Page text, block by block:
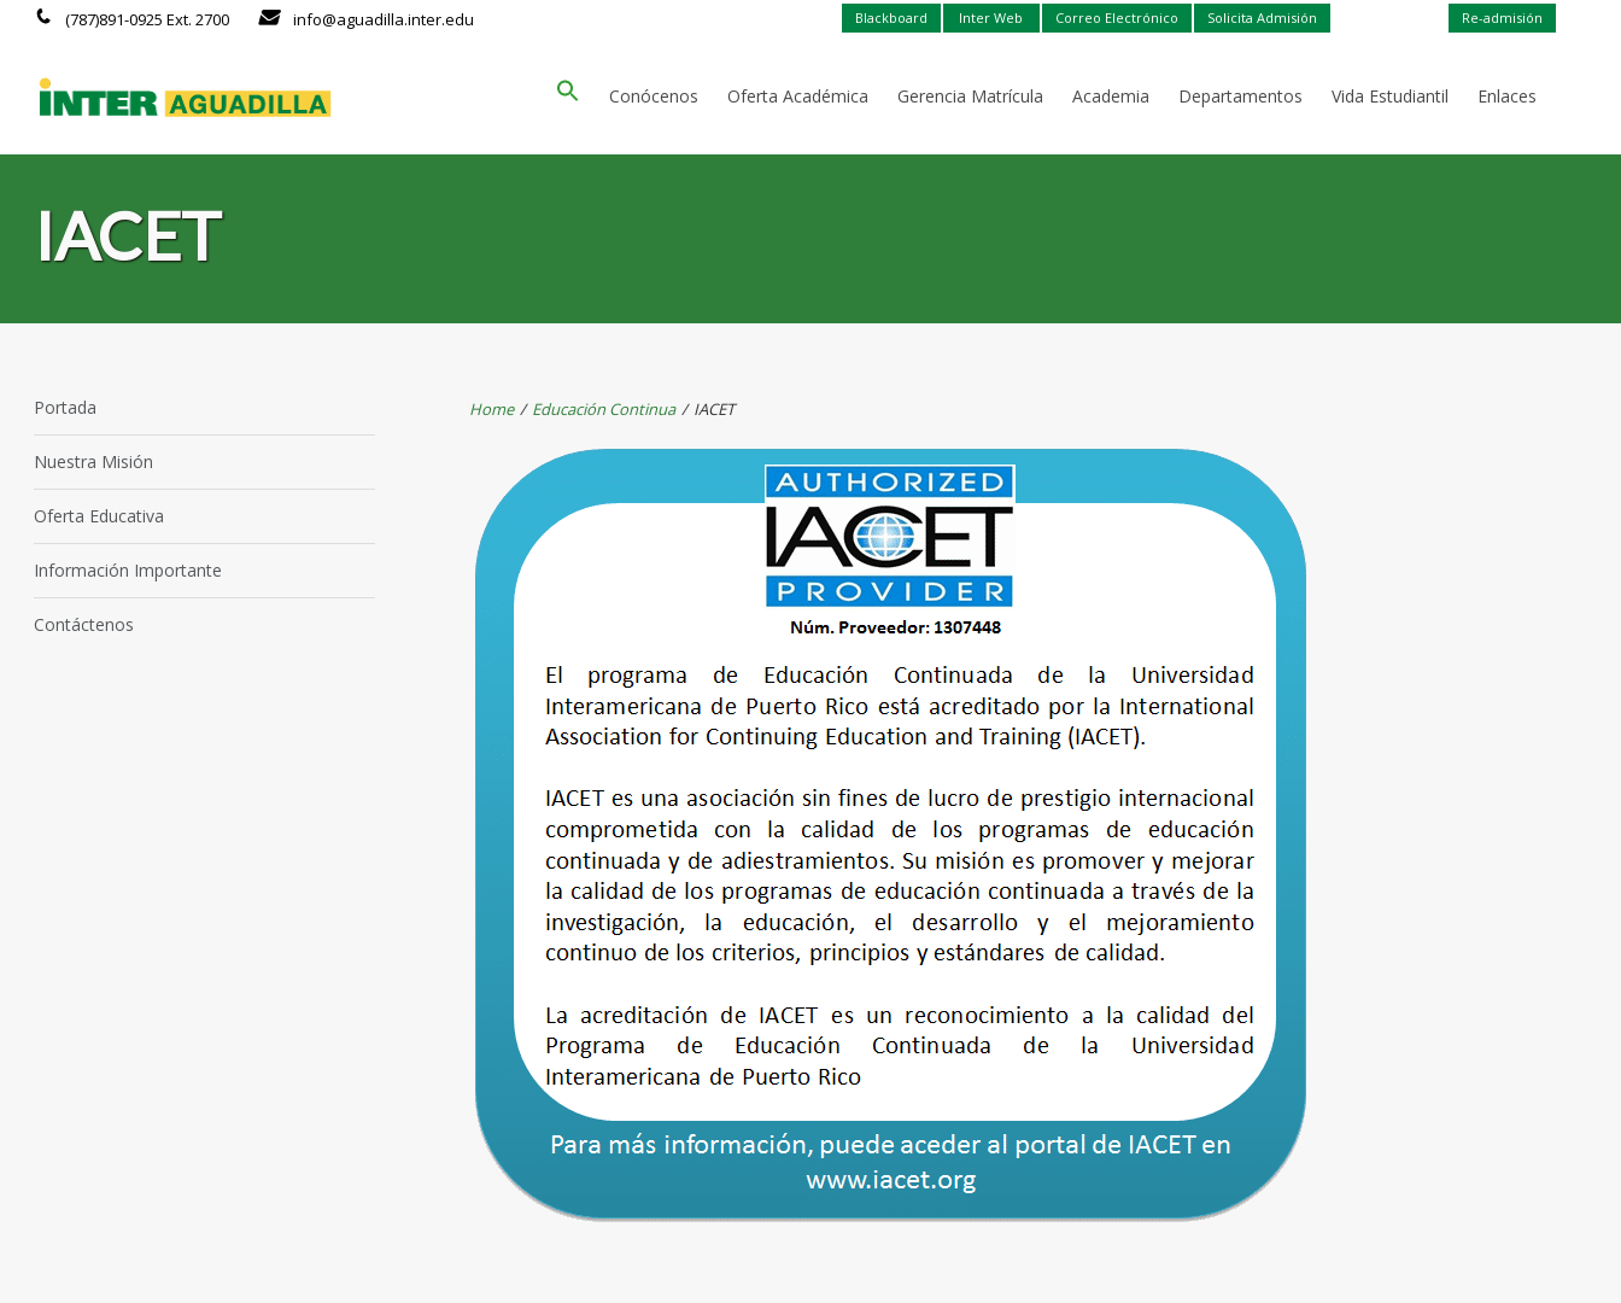
Blackboard Inter Web Correo Electrónico Solicita Admisión Re-admisión
(787)891-0925 Ext. 2700 info@aguadilla.inter.edu
Conócenos Oferta Académica Gerencia Matrícula Academia Departamentos Vida Estudiantil Enlaces
IACET
Home / Educación Continua / IACET
Portada
Nuestra Misión
Oferta Educativa
Información Importante
Contáctenos